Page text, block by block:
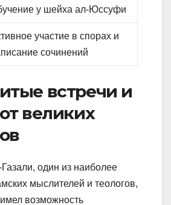
у шейха ал-Юссуфи
участие в спорах и
сочинений
встречи и
великих
один из наиболее
мыслителей и теологов,
возможность